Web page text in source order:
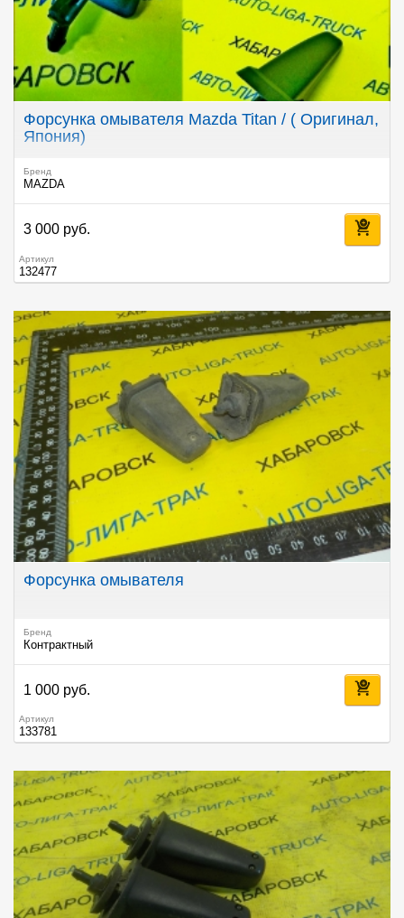
Форсунка омывателя Mazda Titan / ( Оригинал,
Япония)
Бренд
MAZDA
3 000 руб.
Артикул
132477
Форсунка омывателя
Бренд
Контрактный
1 000 руб.
Артикул
133781